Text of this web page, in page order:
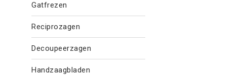
Gatfrezen
Reciprozagen
Decoupeerzagen
Handzaagbladen